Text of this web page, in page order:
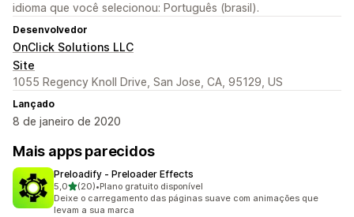
idioma que você selecionou: Português (brasil).
Desenvolvedor
OnClick Solutions LLC
Site
1055 Regency Knoll Drive, San Jose, CA, 95129, US
Lançado
8 de janeiro de 2020
Mais apps parecidos
Preloadify ‑ Preloader Effects
5,0de 5 estrelas
(20)
20 avaliações ao todo
•Plano gratuito disponível
Deixe o carregamento das páginas suave com animações que
levam a sua marca